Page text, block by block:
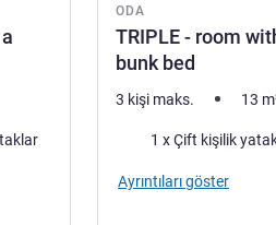
yataklar
ODA
TRIPLE - room
bunk bed
3 kişi maks. 13
Ayrıntıları göster